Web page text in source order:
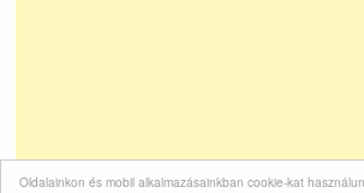
Oldalainkon és mobil alkalmazásainkban cookie-kat